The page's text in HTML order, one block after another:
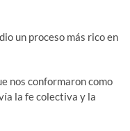
un proceso más rico en
nos conformaron como
la fe colectiva y la